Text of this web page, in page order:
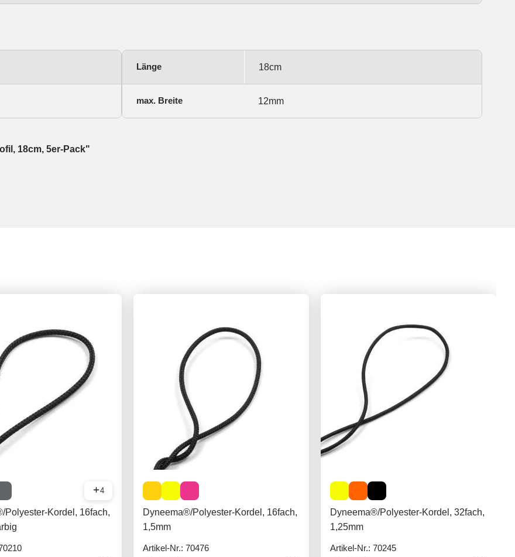
Länge 18cm
max. Breite 12mm
18cm, 5er-Pack"
4
Polyester-Kordel, 16fach,
Dyneema®/Polyester-Kordel, 16fach,
1,5mm
Artikel-Nr.: 70476
Dyneema®/Polyester-Kordel, 32fach,
1,25mm
Artikel-Nr.: 70245